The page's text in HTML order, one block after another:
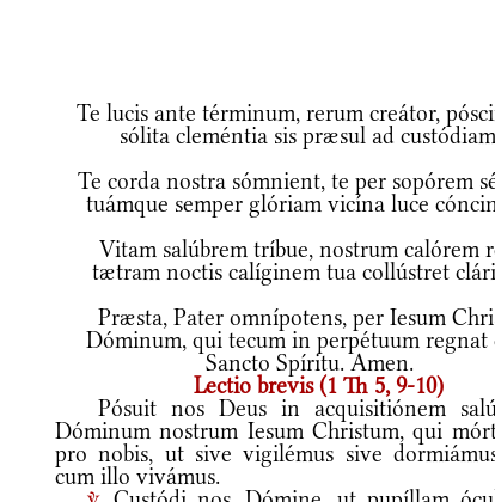
Te lucis ante términum, rerum creátor,
sólita cleméntia sis præsul ad
Te corda nostra sómnient, te per sopórem
tuámque semper glóriam vicína luce
Vitam salúbrem tríbue, nostrum calórem
tætram noctis calíginem tua collústret
Præsta, Pater omnípotens, per Iesum
Dóminum, qui tecum in perpétuum regnat
Sancto Spíritu. Amen.
Lectio brevis (1 Th 5, 9-10)
Pósuit nos Deus in acquisitiónem
Dóminum nostrum Iesum Christum, qui
pro nobis, ut sive vigilémus sive
cum illo vivámus.